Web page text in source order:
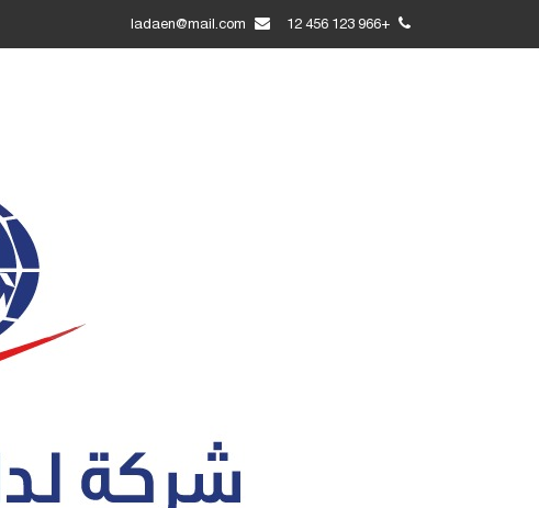
+966 123 456 12